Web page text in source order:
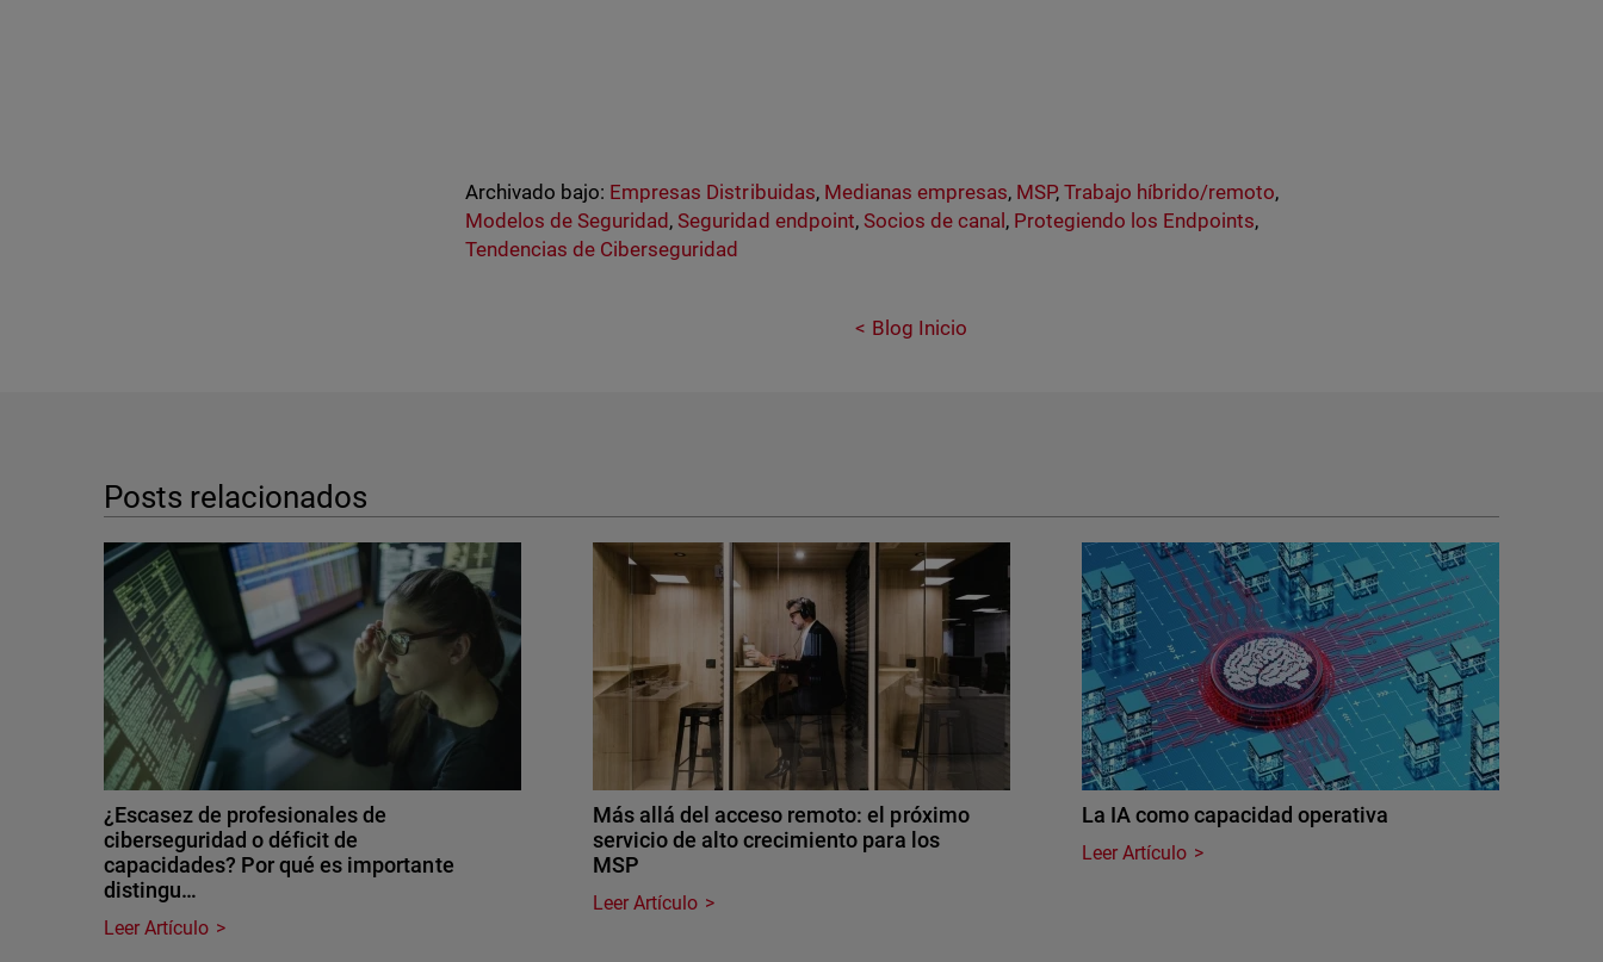
Archivado bajo: Empresas Distribuidas, Medianas empresas, MSP,Trabajo híbrido/remoto,
Modelos de Seguridad ,Seguridad endpoint, Socios de canal , Protegiendo los Endpoints,
Tendencias de Ciberseguridad
Blog Inicio
Posts relacionados
¿Escasez de profesionales de
ciberseguridad o déficit de
capacidades? Por qué es importante
distingu…
Leer Artículo
Más allá del acceso remoto: el próximo
servicio de alto crecimiento para los
MSP
Leer Artículo
La IA como capacidad operativa
Leer Artículo